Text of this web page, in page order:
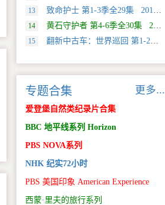
13 致命护士 第1-3季全29集 2016 英国 传记类纪录片
14 黄石守护者 第4-6季全30集 2024 美国 Discovery 真人秀&舞台类纪录片
15 翻新中古车：世界巡回 第1-2季全20集 2025 美国 Discovery 真人秀&舞台类纪录片
专题合集 更多...
爱登堡自然类纪录片合集
BBC 地平线系列 Horizon
PBS NOVA系列
NHK 纪实72小时
PBS 美国印象 American Experience
西蒙·里夫的旅行系列